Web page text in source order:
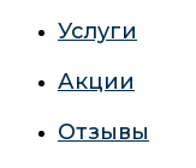
Услуги
Акции
Отзывы